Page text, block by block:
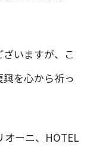
いますが、こ
を心から祈っ
オーニ、HOTEL